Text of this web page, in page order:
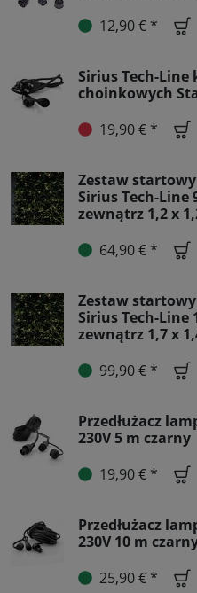
12,90 € *
Sirius Tech-
choinkowych
19,90 € *
Zestaw
Sirius Tech-Line
zewnątrz 1,2 x
64,90 € *
Zestaw
Sirius Tech-Line
zewnątrz 1,7 x
99,90 € *
Przedłużacz
230V 5 m czarny
19,90 € *
Przedłużacz
230V 10 m
25,90 € *